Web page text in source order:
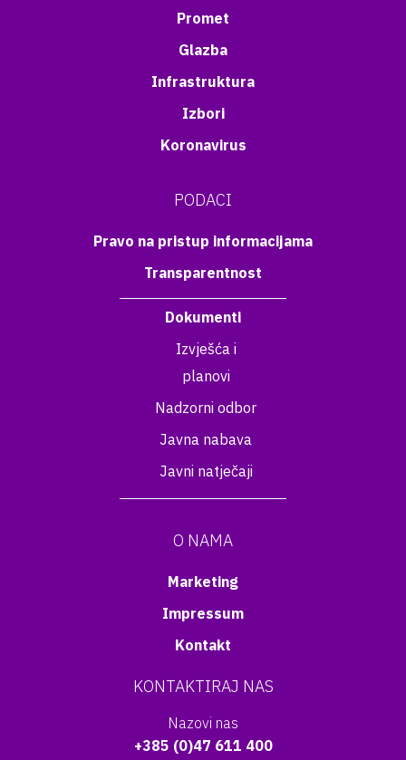
Promet
Glazba
Infrastruktura
Izbori
Koronavirus
PODACI
Pravo na pristup informacijama
Transparentnost
Dokumenti
Izvješća i
planovi
Nadzorni odbor
Javna nabava
Javni natječaji
O NAMA
Marketing
Impressum
Kontakt
KONTAKTIRAJ NAS
Nazovi nas
+385 (0)47 611 400